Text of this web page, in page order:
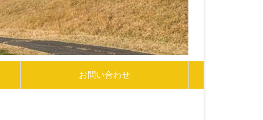
お問い合わせ